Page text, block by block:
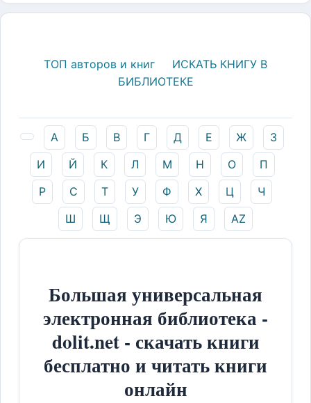
ТОП авторов и книг
ИСКАТЬ КНИГУ В
БИБЛИОТЕКЕ
А Б В Г Д Е Ж
З
И
Й К Л М Н О
П
Р
С Т У Ф Х Ц
Ч
Ш
Щ Э Ю Я AZ
Большая универсальная
электронная библиотека -
dolit.net - скачать книги
бесплатно и читать книги
онлайн